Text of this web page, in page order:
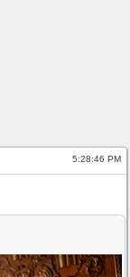
5:28:47 PM